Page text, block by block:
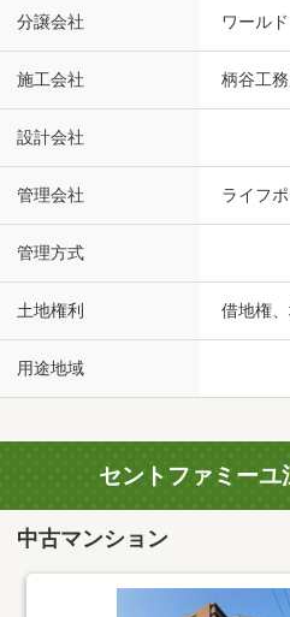
分譲会社 ワール
施工会社 柄谷工
設計会社
管理会社 ライフ
管理方式
土地権利 借地権
用途地域
セントファミーユ
中古マンション